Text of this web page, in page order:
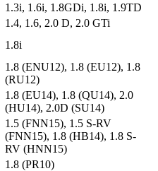
1.3i, 1.6i, 1.8GDi, 1.8i, 1.9TD
1.4, 1.6, 2.0 D, 2.0 GTi
1.8i
1.8 (ENU12), 1.8 (EU12), 1.8
(RU12)
1.8 (EU14), 1.8 (QU14), 2.0
(HU14), 2.0D (SU14)
1.5 (FNN15), 1.5 S-RV
(FNN15), 1.8 (HB14), 1.8 S-
RV (HNN15)
1.8 (PR10)